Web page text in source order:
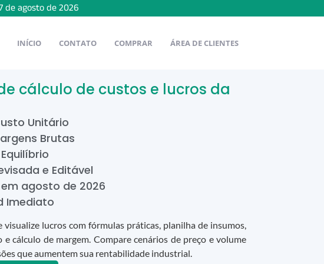
deagostode2026
INÍCIO CONTATO COMPRAR ÁREA DE CLIENTES
cálculo de custos e lucros da
Unitário
Brutas
e Editável
agosto de 2026
Imediato
visualize lucros com fórmulas práticas, planilha de insumos,
e cálculo de margem. Compare cenários de preço e volume
que aumentem sua rentabilidade industrial.